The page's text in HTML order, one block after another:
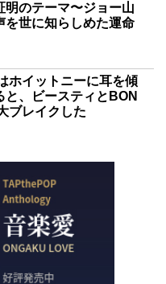
明のテーマ〜ジョー山
を世に知らしめた運命
ホイットニーに耳を傾
と、ビースティとBON
ブレイクした